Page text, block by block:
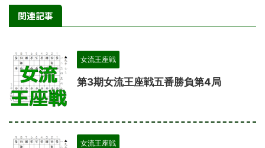
関連記事
女流王座戦
第3期女流王座戦五番勝負第4局
女流王座戦